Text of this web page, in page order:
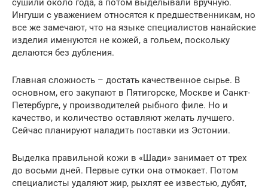
Ингуши с уважением относятся к предшественникам, но
все же замечают, что на языке специалистов нанайские
изделия именуются не кожей, а гольем, поскольку
делаются без дубления.
Главная сложность – достать качественное сырье. В
основном, его закупают в Пятигорске, Москве и Санкт-
Петербурге, у производителей рыбного филе. Но и
качество, и количество оставляют желать лучшего.
Сейчас планируют наладить поставки из Эстонии.
Выделка правильной кожи в «Шади» занимает от трех
до восьми дней. Первые сутки она отмокает. Потом
специалисты удаляют жир, рыхлят ее известью, дубят,